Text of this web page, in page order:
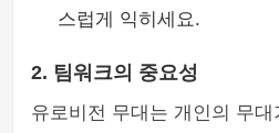
스럽게 익히세요.
2. 팀워크의 중요성
유로비전 무대는 개인의 무